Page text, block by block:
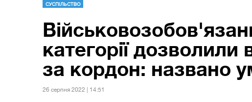
СУСПІЛЬСТВО
категорії дозволили
за кордон: названо
26 серпня 2022 | 14:51